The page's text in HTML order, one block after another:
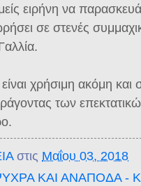
ειρήνη να
σε στενές
χρήσιμη ακόμη και
των
στις Μαΐου 03, 2018
ΚΑΙ ΑΝΑΠΟΔΑ -